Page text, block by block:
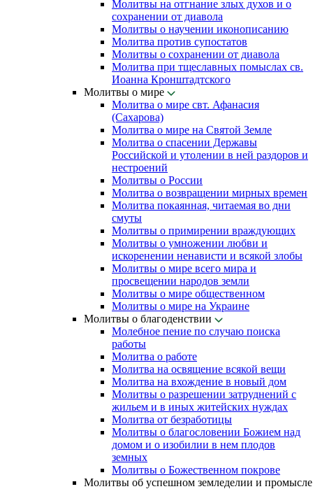
Молитвы на отгнание злых духов и о
сохранении от диавола
Молитвы о научении иконописанию
Молитва против супостатов
Молитвы о сохранении от диавола
Молитва при тщеславных помыслах св.
Иоанна Кронштадтского
Молитвы о мире
Молитва о мире свт. Афанасия
(Сахарова)
Молитва о мире на Святой Земле
Молитва о спасении Державы
Российской и утолении в ней раздоров и
нестроений
Молитвы о России
Молитва о возвращении мирных времен
Молитва покаянная, читаемая во дни
смуты
Молитвы о примирении враждующих
Молитвы о умножении любви и
искоренении ненависти и всякой злобы
Молитвы о мире всего мира и
просвещении народов земли
Молитвы о мире общественном
Молитвы о мире на Украине
Молитвы о благоденствии
Молебное пение по случаю поиска
работы
Молитва о работе
Молитва на освящение всякой вещи
Молитва на вхождение в новый дом
Молитвы о разрешении затруднений с
жильем и в иных житейских нуждах
Молитва от безработицы
Молитвы о благословении Божием над
домом и о изобилии в нем плодов
земных
Молитвы о Божественном покрове
Молитвы об успешном земледелии и промысле